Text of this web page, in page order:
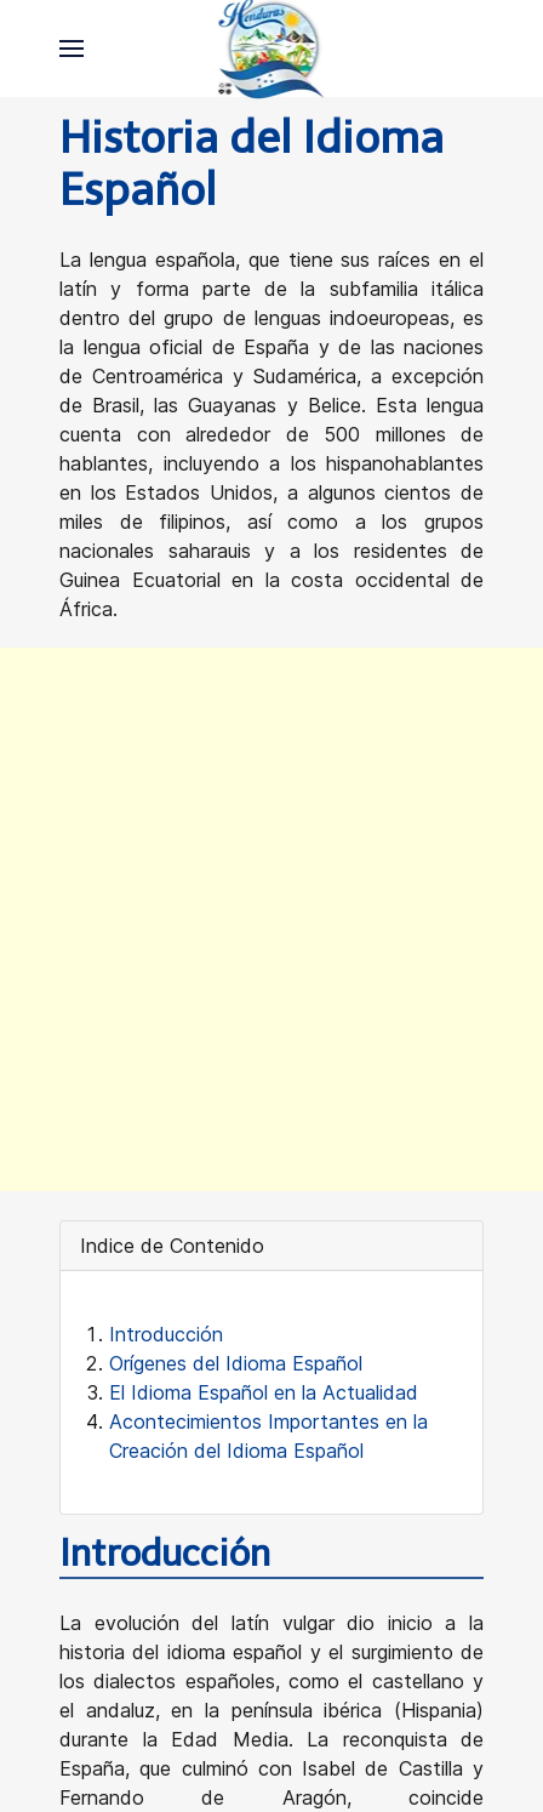
Historia del Idioma
Español
La lengua española, que tiene sus raíces en el
latín y forma parte de la subfamilia itálica
dentro del grupo de lenguas indoeuropeas, es
la lengua oficial de España y de las naciones
de Centroamérica y Sudamérica, a excepción
de Brasil, las Guayanas y Belice. Esta lengua
cuenta con alrededor de 500 millones de
hablantes, incluyendo a los hispanohablantes
en los Estados Unidos, a algunos cientos de
miles de filipinos, así como a los grupos
nacionales saharauis y a los residentes de
Guinea Ecuatorial en la costa occidental de
África.
Indice de Contenido
Introducción
Orígenes del Idioma Español
El Idioma Español en la Actualidad
Acontecimientos Importantes en la
Creación del Idioma Español
Introducción
La evolución del latín vulgar dio inicio a la
historia del idioma español y el surgimiento de
los dialectos españoles, como el castellano y
el andaluz, en la península ibérica (Hispania)
durante la Edad Media. La reconquista de
España, que culminó con Isabel de Castilla y
Fernando de Aragón, coincide